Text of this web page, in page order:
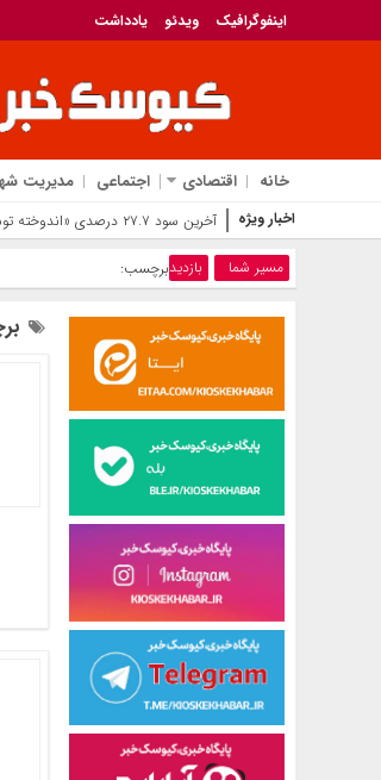
اینفوگرافیک ویدئو یادداشت
خانه اقتصادی اجتماعی مدیریت
اخبار ویژه پایان گوگ
مسیر شما برچسب:بازدید